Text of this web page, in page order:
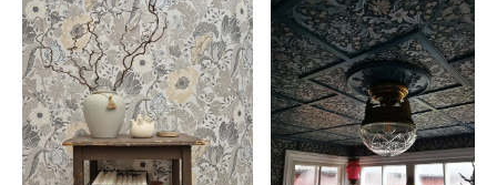
HÖJD (m)
11,2
MÖNSTER
Blad
KOLLEKTION
Borosan 21
FÄRG
Grå